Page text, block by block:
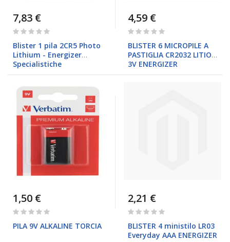
7,83 €
Rating:
Blister 1 pila 2CR5 Photo
Lithium - Energizer
Specialistiche
4,59 €
Rating:
BLISTER 6 MICROPILE A
PASTIGLIA CR2032 LITIO
3V ENERGIZER
1,50 €
Rating:
PILA 9V ALKALINE TORCIA
2,21 €
Rating:
BLISTER 4 ministilo LR03
Everyday AAA ENERGIZER